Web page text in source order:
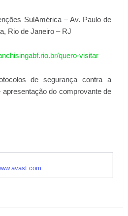
SulAmérica – Av. Paulo de
Rio de Janeiro – RJ
quero-visitar
de segurança contra a
do comprovante de
.